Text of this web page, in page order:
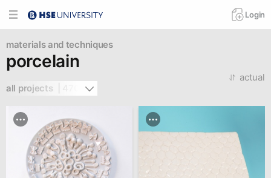
Login
materials and techniques
porcelain
all projects  | 470
actual